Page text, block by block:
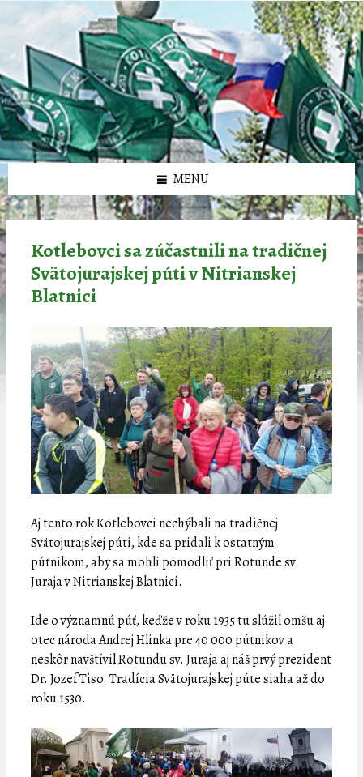
олимп казино
Preskočiť
Preskočiť
panel
Preskočiť
panel
Preskočiť
MENU
Kotlebovci sa zúčastnili na tradičnej
Svätojurajskej púti v Nitrianskej
Blatnici
Aj tento rok Kotlebovci nechýbali na tradičnej
Svätojurajskej púti, kde sa pridali k ostatným
pútnikom, aby sa mohli pomodliť pri Rotunde sv.
Juraja v Nitrianskej Blatnici.
Ide o významnú púť, keďže v roku 1935 tu slúžil omšu aj
otec národa Andrej Hlinka pre 40 000 pútnikov a
neskôr navštívil Rotundu sv. Juraja aj náš prvý prezident
Dr. Jozef Tiso. Tradícia Svätojurajskej púte siaha až do
roku 1530.